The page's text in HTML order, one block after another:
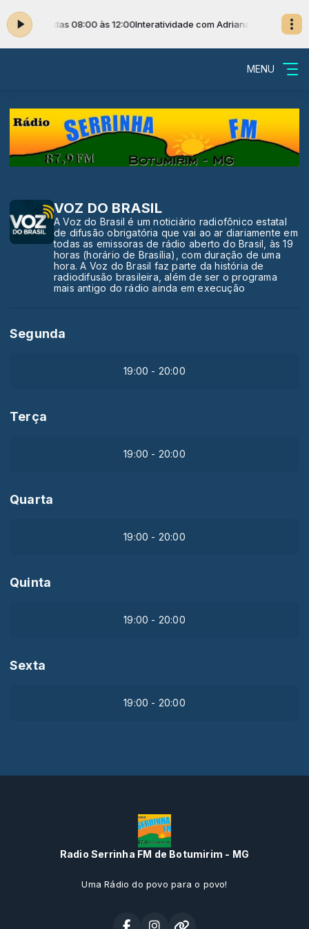
Andrade das 08:00 às 12:00Interatividade com Adriana Andrade das
MENU
VOZ DO BRASIL
A Voz do Brasil é um noticiário radiofônico estatal
de difusão obrigatória que vai ao ar diariamente em
todas as emissoras de rádio aberto do Brasil, às 19
horas (horário de Brasília), com duração de uma
hora. A Voz do Brasil faz parte da história de
radiodifusão brasileira, além de ser o programa
mais antigo do rádio ainda em execução
Segunda
19:00 - 20:00
Terça
19:00 - 20:00
Quarta
19:00 - 20:00
Quinta
19:00 - 20:00
Sexta
19:00 - 20:00
Radio Serrinha FM de Botumirim - MG
Uma Rádio do povo para o povo!